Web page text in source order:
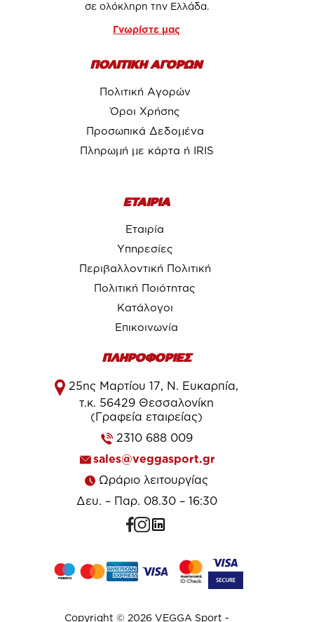
σε ολόκληρη την Ελλάδα.
Γνωρίστε μας
ΠΟΛΙΤΙΚΗ ΑΓΟΡΩΝ
Πολιτική Αγορών
Όροι Χρήσης
Προσωπικά Δεδομένα
Πληρωμή με κάρτα ή IRIS
ΕΤΑΙΡΙΑ
Εταιρία
Υπηρεσίες
Περιβαλλοντική Πολιτική
Πολιτική Ποιότητας
Κατάλογοι
Επικοινωνία
ΠΛΗΡΟΦΟΡΙΕΣ
25ης Μαρτίου 17, Ν. Ευκαρπία,
τ.κ. 56429 Θεσσαλονίκη
(Γραφεία εταιρείας)
2310 688 009
sales@veggasport.gr
Ωράριο λειτουργίας
Δευ. – Παρ. 08.30 – 16:30
Copyright © 2026 VEGGA Sport -